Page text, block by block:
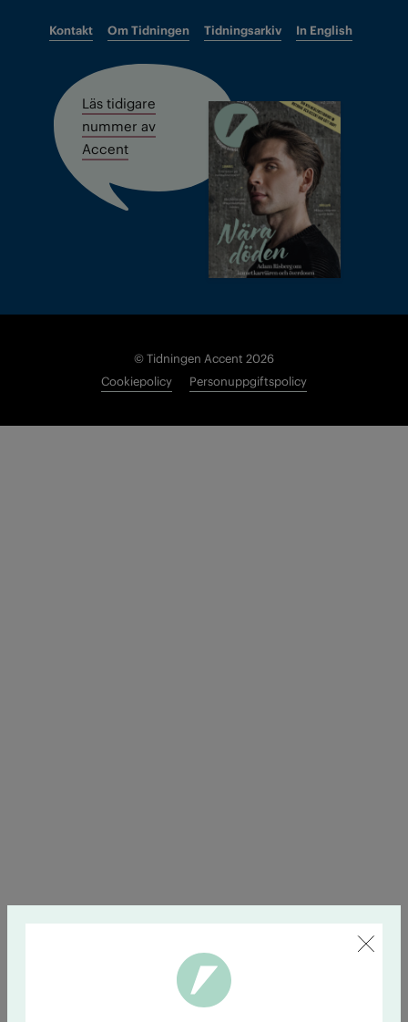
Kontakt Om Tidningen Tidningsarkiv In English
Läs tidigare
nummer av
Accent
© Tidningen Accent 2026
Cookiepolicy
Personuppgiftspolicy